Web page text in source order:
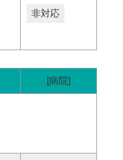
非対応
[病院]